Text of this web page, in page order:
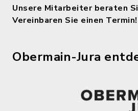
Unsere Mitarbeiter beraten
Vereinbaren Sie einen Termin!
Obermain-Jura